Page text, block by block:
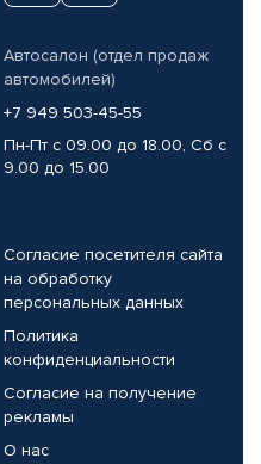
Автосалон (отдел продаж
автомобилей)
+7 949 503-45-55
Пн-Пт с 09.00 до 18.00, Сб с
9.00 до 15.00
Согласие посетителя сайта
на обработку
персональных данных
Политика
конфиденциальности
Согласие на получение
рекламы
О нас